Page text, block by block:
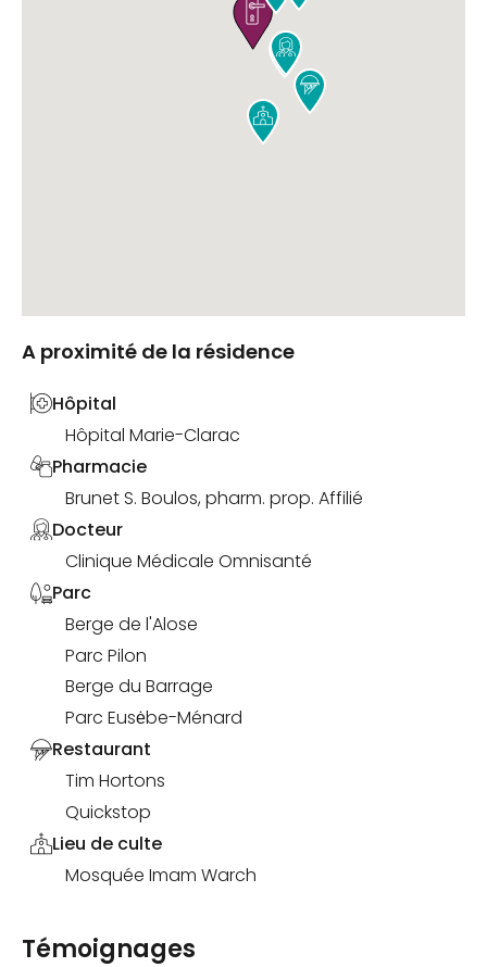





A proximité de la résidence
Hôpital
Hôpital Marie-Clarac
Pharmacie
Brunet S. Boulos, pharm. prop. Affilié
Docteur
Clinique Médicale Omnisanté
Parc
Berge de l'Alose
Parc Pilon
Berge du Barrage
Parc Eusėbe-Ménard
Restaurant
Tim Hortons
Quickstop
Lieu de culte
Mosquée Imam Warch
Témoignages